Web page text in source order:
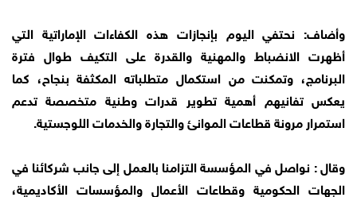
وأضاف: نحتفي اليوم بإنجازات هذه الكفاءات الإماراتية التي
أظهرت الانضباط والمهنية والقدرة على التكيف طوال فترة
البرنامج، وتمكنت من استكمال متطلباته المكثفة بنجاح، كما
يعكس تفانيهم أهمية تطوير قدرات وطنية متخصصة تدعم
استمرار مرونة قطاعات الموانئ والتجارة والخدمات اللوجستية.
وقال : نواصل في المؤسسة التزامنا بالعمل إلى جانب شركائنا في
الجهات الحكومية وقطاعات الأعمال والمؤسسات الأكاديمية،